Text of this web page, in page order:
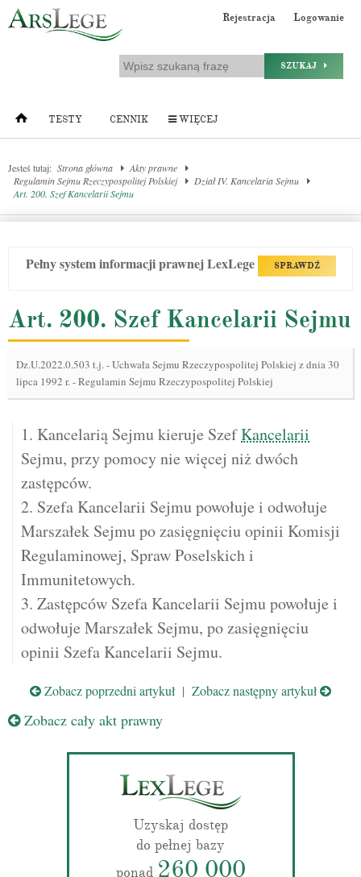
Rejestracja Logowanie
SZUKAJ
TESTY CENNIK WIĘCEJ
Jesteś tutaj: Strona główna
Akty prawne
Regulamin Sejmu Rzeczypospolitej Polskiej
Dział IV. Kancelaria Sejmu
Art. 200. Szef Kancelarii Sejmu
Pełny system informacji prawnej LexLege SPRAWDŹ
Art. 200. Szef Kancelarii Sejmu
Dz.U.2022.0.503 t.j.-Uchwała Sejmu Rzeczypospolitej Polskiej z dnia 30
lipca 1992 r. - Regulamin Sejmu Rzeczypospolitej Polskiej
1. Kancelarią Sejmu kieruje SzefKancelarii
Sejmu, przy pomocy nie więcej niż dwóch
zastępców.
2. Szefa Kancelarii Sejmu powołuje i odwołuje
Marszałek Sejmu po zasięgnięciu opinii Komisji
Regulaminowej, Spraw Poselskich i
Immunitetowych.
3. Zastępców Szefa Kancelarii Sejmu powołuje i
odwołuje Marszałek Sejmu, po zasięgnięciu
opinii Szefa Kancelarii Sejmu.
Zobacz poprzedni artykuł | Zobacz następny artykuł
Zobacz cały akt prawny
Uzyskaj dostęp
do pełnej bazy
ponad 260 000